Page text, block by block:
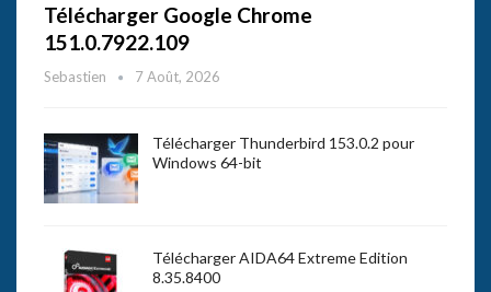
Télécharger Google Chrome
151.0.7922.109
Sebastien 7 Août, 2026
Télécharger Thunderbird 153.0.2 pour
Windows 64-bit
Télécharger AIDA64 Extreme Edition
8.35.8400